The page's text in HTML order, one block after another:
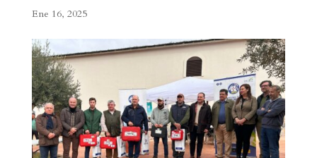
Ene 16, 2025